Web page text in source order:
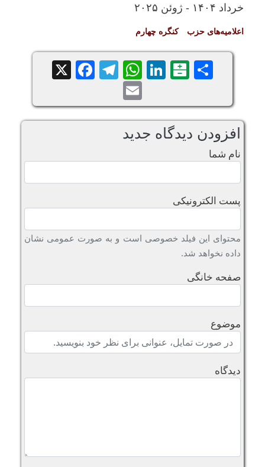
خرداد ۱۴۰۴ - ژوئن ۲۰۲۵
اعلامیه‌های حزب کنگره چهارم
Share
Balatarin
LinkedIn
WhatsApp
Telegram
Facebook
X
Email
افزودن دیدگاه جدید
نام شما
پست الکترونیکی
محتوای این فیلد خصوصی است و به صورت عمومی نشان
داده نخواهد شد.
صفحه خانگی
موضوع
دیدگاه